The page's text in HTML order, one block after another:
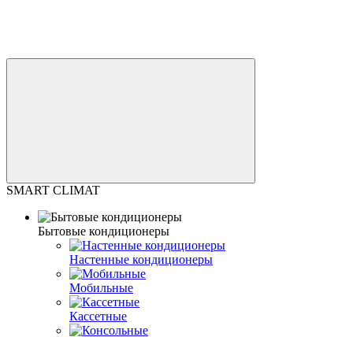
SMART CLIMAT
Бытовые кондиционеры
Настенные кондиционеры
Мобильные
Кассетные